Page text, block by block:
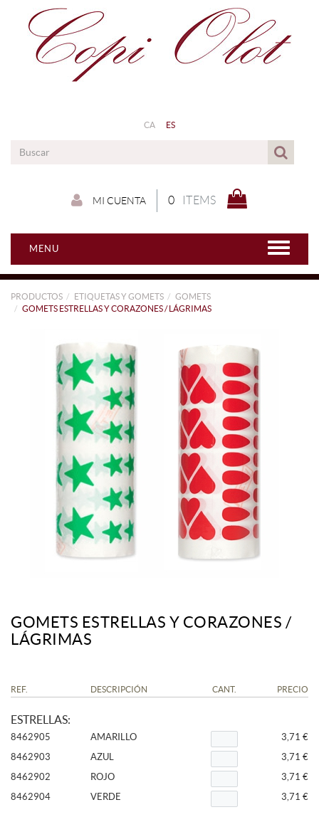
CA ES
0 ITEMS
MI CUENTA
MENU
PRODUCTOS ETIQUETAS Y GOMETS
GOMETS
GOMETS ESTRELLAS Y CORAZONES / LÁGRIMAS
GOMETS ESTRELLAS Y CORAZONES /
LÁGRIMAS
REF. DESCRIPCIÓN CANT. PRECIO
ESTRELLAS:
8462905 AMARILLO
3,71 €
8462903
AZUL
3,71 €
8462902
ROJO
3,71 €
8462904
VERDE 3,71 €